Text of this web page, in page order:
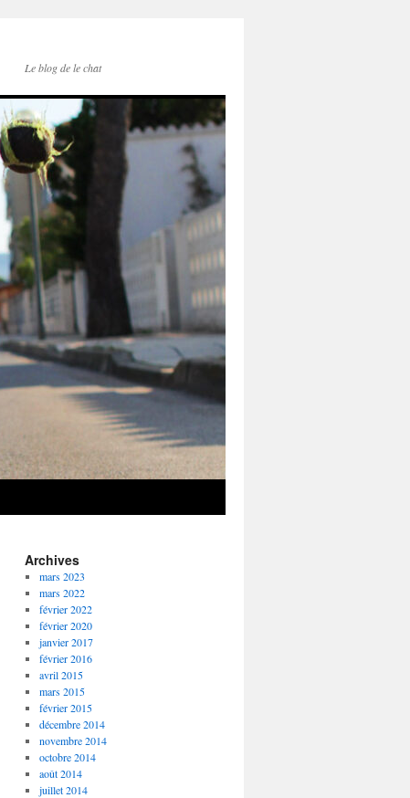
Le blog de le chat
Archives
mars 2023
mars 2022
février 2022
février 2020
janvier 2017
février 2016
avril 2015
mars 2015
février 2015
décembre 2014
novembre 2014
octobre 2014
août 2014
juillet 2014